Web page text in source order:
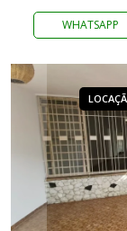
WHATSAPP